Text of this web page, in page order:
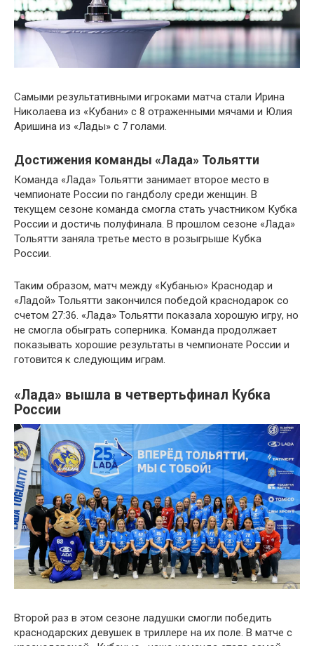
Самыми результативными игроками матча стали Ирина
Николаева из «Кубани» с 8 отраженными мячами и Юлия
Аришина из «Лады» с 7 голами.
Достижения команды «Лада» Тольятти
Команда «Лада» Тольятти занимает второе место в
чемпионате России по гандболу среди женщин. В
текущем сезоне команда смогла стать участником Кубка
России и достичь полуфинала. В прошлом сезоне «Лада»
Тольятти заняла третье место в розыгрыше Кубка
России.
Таким образом, матч между «Кубанью» Краснодар и
«Ладой» Тольятти закончился победой краснодарок со
счетом 27:36. «Лада» Тольятти показала хорошую игру, но
не смогла обыграть соперника. Команда продолжает
показывать хорошие результаты в чемпионате России и
готовится к следующим играм.
«Лада» вышла в четвертьфинал Кубка
России
Второй раз в этом сезоне ладушки смогли победить
краснодарских девушек в триллере на их поле. В матче с